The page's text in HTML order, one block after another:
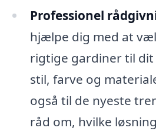
Professionel
hjælpe dig med at
rigtige gardiner til dit
stil, farve og
også til de nyeste
råd om, hvilke